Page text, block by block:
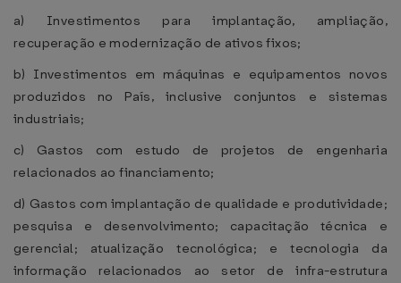
a) Investimentos para implantação, ampliação,
recuperação e modernização de ativos fixos;
b) Investimentos em máquinas e equipamentos novos
produzidos no País, inclusive conjuntos e sistemas
industriais;
c) Gastos com estudo de projetos de engenharia
relacionados ao financiamento;
d) Gastos com implantação de qualidade e produtividade;
pesquisa e desenvolvimento; capacitação técnica e
gerencial; atualização tecnológica; e tecnologia da
informação relacionados ao setor de infra-estrutura